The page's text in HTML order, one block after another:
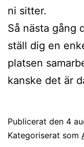
ni sitter.
Så nästa gång
ställ dig en
platsen
kanske det är
Publicerat den 4
Kategoriserat som